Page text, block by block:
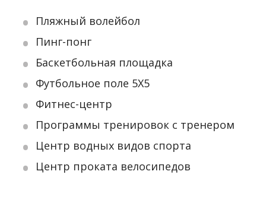
Пляжный волейбол
Пинг-понг
Баскетбольная площадка
Футбольное поле 5Х5
Фитнес-центр
Программы тренировок с тренером
Центр водных видов спорта
Центр проката велосипедов